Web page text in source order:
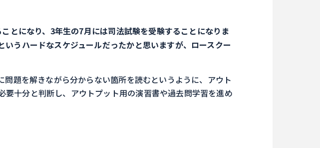
とになり、3年生の7月には司法試験を受験することになりま
うハードなスケジュールだったかと思いますが、ロースクー
題を解きながら分からない箇所を読むというように、アウト
十分と判断し、アウトプット用の演習書や過去問学習を進め